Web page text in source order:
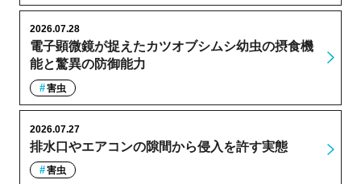
電子顕微鏡が捉えたカツオブシムシ幼虫の摂食機
能と驚異の防御能力
2026.07.28
害虫
排水口やエアコンの隙間から侵入を許す実態
2026.07.27
害虫